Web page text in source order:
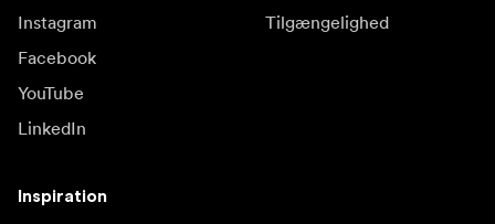
Instagram
Facebook
YouTube
LinkedIn
Tilgængelighed
Inspiration